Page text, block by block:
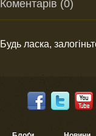
Коментарів (0)
Будь ласка,